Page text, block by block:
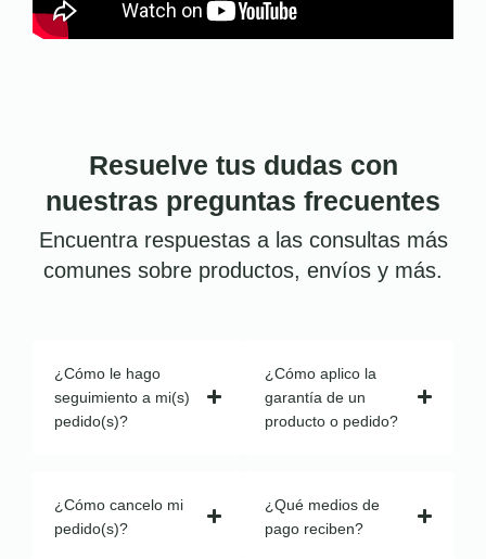
Resuelve tus dudas con
nuestras preguntas frecuentes
Encuentra respuestas a las consultas más
comunes sobre productos, envíos y más.
¿Cómo le hago
seguimiento a mi(s)
pedido(s)?
¿Cómo cancelo mi
pedido(s)?
¿Cómo aplico la
garantía de un
producto o pedido?
¿Qué medios de
pago reciben?